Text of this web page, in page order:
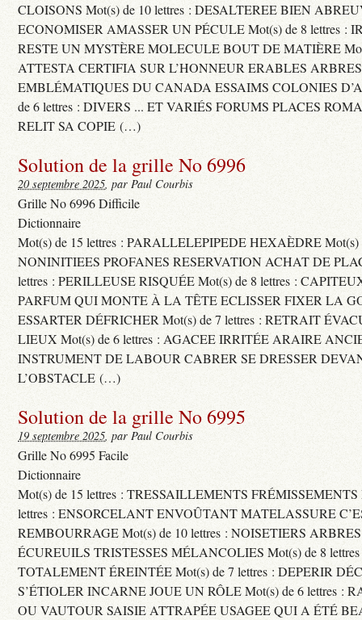
CLOISONS Mot(s) de 10 lettres : DESALTEREE BIEN
ECONOMISER AMASSER UN PÉCULE Mot(s) de 8 lettres :
RESTE UN MYSTÈRE MOLECULE BOUT DE MATIÈRE
ATTESTA CERTIFIA SUR L’HONNEUR ERABLES ARBRES
EMBLÉMATIQUES DU CANADA ESSAIMS COLONIES
de 6 lettres : DIVERS ... ET VARIÉS FORUMS PLACES
RELIT SA COPIE (…)
Solution de la grille No 6996
20 septembre 2025, par Paul Courbis
Grille No 6996 Difficile
Dictionnaire
Mot(s) de 15 lettres : PARALLELEPIPEDE HEXAÈDRE Mot(s)
NONINITIEES PROFANES RESERVATION ACHAT DE
lettres : PERILLEUSE RISQUÉE Mot(s) de 8 lettres :
PARFUM QUI MONTE À LA TÊTE ECLISSER FIXER LA
ESSARTER DÉFRICHER Mot(s) de 7 lettres : RETRAIT
LIEUX Mot(s) de 6 lettres : AGACEE IRRITÉE ARAIRE
INSTRUMENT DE LABOUR CABRER SE DRESSER
L’OBSTACLE (…)
Solution de la grille No 6995
19 septembre 2025, par Paul Courbis
Grille No 6995 Facile
Dictionnaire
Mot(s) de 15 lettres : TRESSAILLEMENTS FRÉMISSEMENTS
lettres : ENSORCELANT ENVOÛTANT MATELASSURE
REMBOURRAGE Mot(s) de 10 lettres : NOISETIERS
ÉCUREUILS TRISTESSES MÉLANCOLIES Mot(s) de 8
TOTALEMENT ÉREINTÉE Mot(s) de 7 lettres : DEPERIR
S’ÉTIOLER INCARNE JOUE UN RÔLE Mot(s) de 6 lettres :
OU VAUTOUR SAISIE ATTRAPÉE USAGEE QUI A ÉTÉ